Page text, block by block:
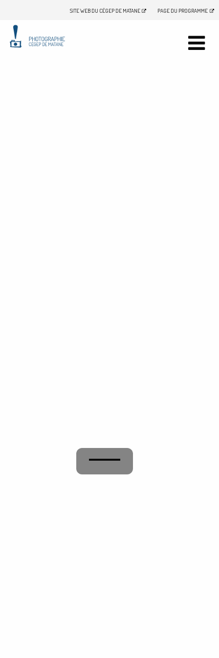
SITE WEB DU CÉGEP DE MATANE PAGE DU PROGRAMME